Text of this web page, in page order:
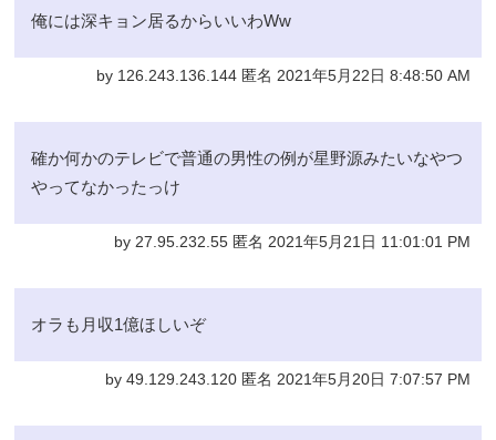
俺には深キョン居るからいいわWw
by 126.243.136.144 匿名 2021年5月22日 8:48:50 AM
確か何かのテレビで普通の男性の例が星野源みたいなやつ
やってなかったっけ
by 27.95.232.55 匿名 2021年5月21日 11:01:01 PM
オラも月収1億ほしいぞ
by 49.129.243.120 匿名 2021年5月20日 7:07:57 PM